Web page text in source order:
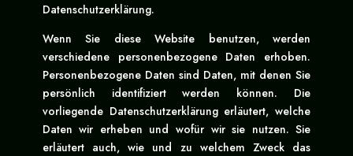
Datenschutzerklärung.
Wenn Sie diese Website benutzen, werden
verschiedene personenbezogene Daten erhoben.
Personenbezogene Daten sind Daten, mit denen Sie
persönlich identifiziert werden können. Die
vorliegende Datenschutzerklärung erläutert, welche
Daten wir erheben und wofür wir sie nutzen. Sie
erläutert auch, wie und zu welchem Zweck das